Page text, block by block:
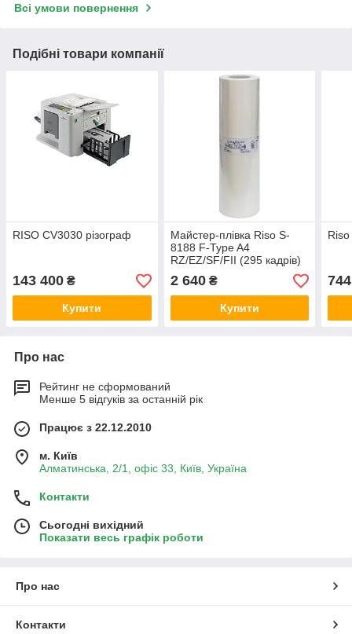
Всі умови повернення
Подібні товари компанії
RISO CV3030 різограф
143 400 ₴
Купити
Майстер-плівка Riso S-
8188 F-Type A4
RZ/EZ/SF/FII (295 кадрів)
2 640₴
Купити
Про нас
Рейтинг не сформований
Менше 5 відгуків за останній рік
Працює з 22.12.2010
м. Київ
Алматинська, 2/1, офіс 33, Київ, Україна
Контакти
Сьогодні вихідний
Показати весь графік роботи
Про нас
Контакти